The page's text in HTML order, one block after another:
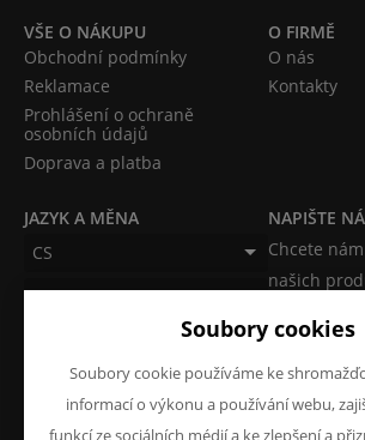
VŠE O NÁKUPU
Obchodní podmínky
Reklamace
Prohlášení o ochraně
osobních údajů
Doprava a platba
O FIRMĚ
O nás
Kontakty
JAZYK A MĚNA
CS
CZK (Kč)
NAPIŠTE
Chcete
našich
Soubory cookies
Soubory cookie používáme ke
informací o výkonu a používání webu,
funkcí ze sociálních médií a ke zlepšení a